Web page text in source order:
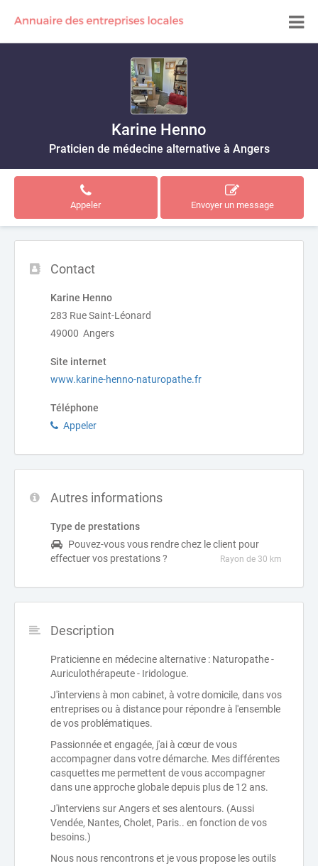
Karine Henno
Praticien de médecine alternative à Angers
Appeler Envoyer un message
Contact
Karine Henno
283 Rue Saint-Léonard
49000 Angers
Site internet
www.karine-henno-naturopathe.fr
Téléphone
Appeler
Autres informations
Type de prestations
Pouvez-vous vous rendre chez le client pour
effectuer vos prestations ?
Rayon de 30 km
Description
Praticienne en médecine alternative : Naturopathe -
Auriculothérapeute - Iridologue.
J'interviens à mon cabinet, à votre domicile, dans vos
entreprises ou à distance pour répondre à l'ensemble
de vos problématiques.
Passionnée et engagée, j'ai à cœur de vous
accompagner dans votre démarche. Mes différentes
casquettes me permettent de vous accompagner
dans une approche globale depuis plus de 12 ans.
J'interviens sur Angers et ses alentours. (Aussi
Vendée, Nantes, Cholet, Paris.. en fonction de vos
besoins.)
Nous nous rencontrons et je vous propose les outils